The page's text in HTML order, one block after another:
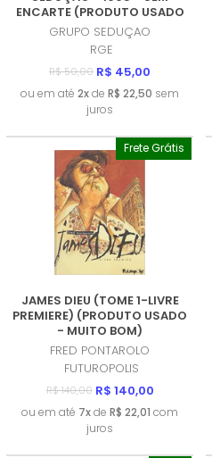
ENCARTE (PRODUTO USADO
- MUITO BOM)
GRUPO SEDUÇAO
RGE
R$ 50,00 R$ 45,00
ou em até 2xde R$ 22,50 sem
juros
Frete Grátis
JAMES DIEU (TOME 1-LIVRE
PREMIERE) (PRODUTO USADO
- MUITO BOM)
FRED PONTAROLO
FUTUROPOLIS
R$ 140,00 R$ 140,00
ou em até 7xde R$ 22,01 com
juros